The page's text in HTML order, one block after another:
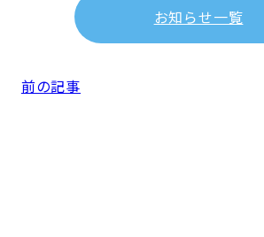
お知らせ一覧
前の記事